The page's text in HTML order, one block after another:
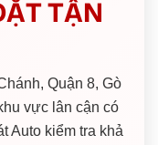
TẬN
Quận 8, Gò
vực lân cận có
Auto kiểm tra khả